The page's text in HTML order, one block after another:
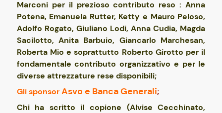
Marconi per il prezioso contributo reso : Anna
Potena, Emanuela Rutter, Ketty e Mauro Peloso,
Adolfo Rogato, Giuliano Lodi, Anna Cudia, Magda
Sacilotto, Anita Barbuio, Giancarlo Marchesan,
Roberta Mio e soprattutto Roberto Girotto per il
fondamentale contributo organizzativo e per le
diverse attrezzature rese disponibili;
Gli sponsor Asvo e Banca Generali;
Chi ha scritto il copione (Alvise Cecchinato,